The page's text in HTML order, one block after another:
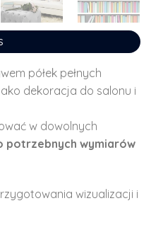
półek pełnych
dekoracja do salonu i
w dowolnych
potrzebnych wymiarów
wizualizacji i